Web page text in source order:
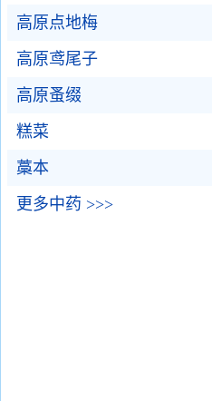
高原点地梅
高原鸢尾子
高原蚤缀
糕菜
藁本
更多中药 >>>